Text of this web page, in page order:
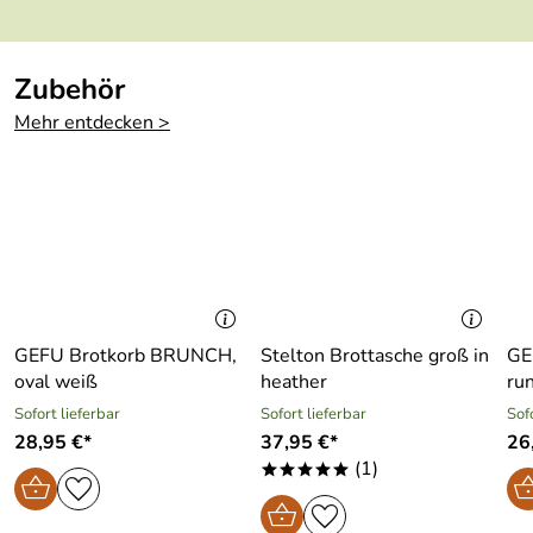
Geeignet für
ja (außer Brett)
Zubehör
Mehr entdecken >
GEFU Brotkorb BRUNCH,
oval weiß
Sofort lieferbar
28,95 €*
Stelton Brottasche groß in
heather
Sofort lieferbar
37,95 €*
***** (1)